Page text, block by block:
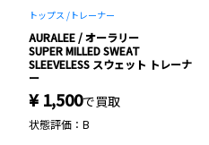
トップス / トレーナー
AURALEE / オーラリー
SUPER MILLED SWEAT
SLEEVELESS スウェット トレーナ
ー
¥ 1,500で買取
状態評価：B